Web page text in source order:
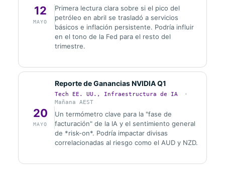
12
MAYO
Primera lectura clara sobre si el pico del
petróleo en abril se trasladó a servicios
básicos e inflación persistente. Podría influir
en el tono de la Fed para el resto del
trimestre.
20
MAYO
Reporte de Ganancias NVIDIA Q1
Tech EE. UU., Infraestructura de IA
·
Mañana AEST
Un termómetro clave para la "fase de
facturación" de la IA y el sentimiento general
de *risk-on*. Podría impactar divisas
correlacionadas al riesgo como el AUD y NZD.